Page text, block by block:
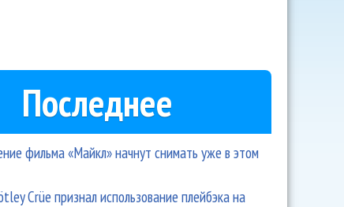
Последнее
фильма «Майкл» начнут снимать уже в этом
Crüe признал использование плейбэка на